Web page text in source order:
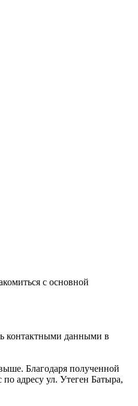
с основной
контактными данными в
Благодаря полученной
адресу ул. Утеген Батыра,